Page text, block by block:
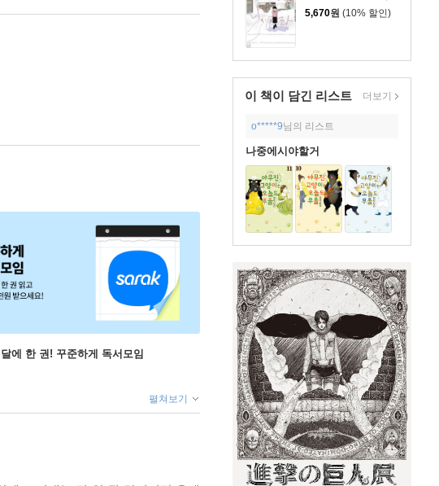
5,670원 (10% 할인)
이 책이 담긴 리스트 더보기
o*****9님의 리스트
나중에시야할거
에 한 권! 꾸준하게 독서모임
펼쳐보기